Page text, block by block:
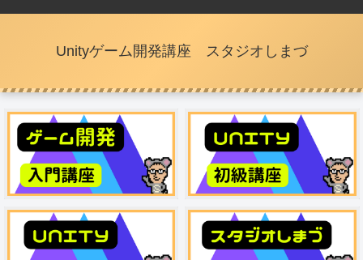
Unityゲーム開発講座 スタジオしまづ